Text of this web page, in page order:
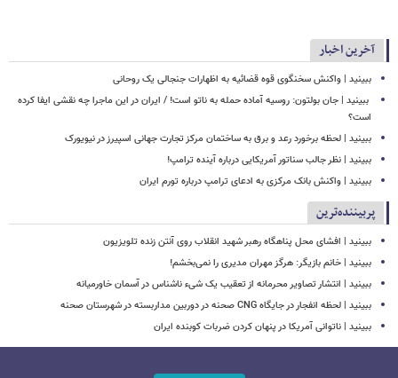
آخرین اخبار
ببینید | واکنش سخنگوی قوه قضائیه به اظهارات جنجالی یک روحانی
‏ ببینید | جان بولتون: روسیه آماده حمله به ناتو است! / ایران در این ماجرا چه نقشی ایفا کرده
است؟
ببینید | لحظه برخورد رعد و برق به ساختمان مرکز تجارت جهانی اسپیرز در نیویورک
ببینید | نظر جالب سناتور آمریکایی درباره آینده ترامپ!
ببینید | واکنش بانک مرکزی به ادعای ترامپ درباره تورم ایران
پربیننده‌ترین
ببینید | افشای محل پناهگاه‌ رهبر شهید انقلاب روی آنتن زنده تلویزیون
ببینید | خانم بازیگر: هرگز مهران مدیری را نمی‌بخشم!
ببینید | انتشار تصاویر محرمانه از تعقیب یک شیء ناشناس در آسمان خاورمیانه
ببینید | لحظه انفجار در جایگاه CNG صحنه در دوربین مداربسته در شهرستان صحنه
‏ببینید | ناتوانی آمریکا در پنهان کردن ضربات کوبنده ایران